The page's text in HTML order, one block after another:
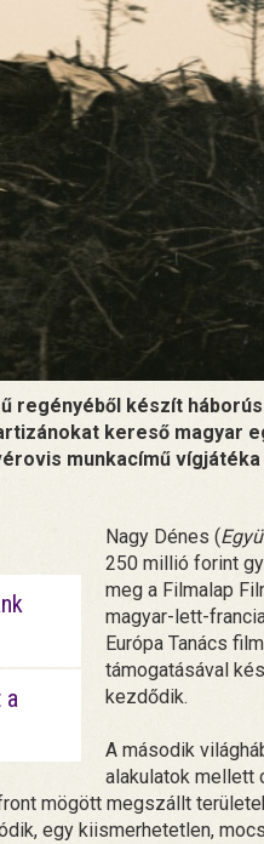
regényéből készít
kereső magyar
munkacímű
a
Nagy Dénes (
250 millió forint
meg a Filmalap
magyar-lett-
Európa Tanács
támogatásával
kezdődik.
A második
alakulatok mellett
mögött megszállt
egy kiismerhetetlen,